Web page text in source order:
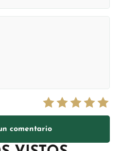
comentario